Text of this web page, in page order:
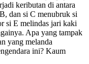
keributan di antara
dan si C menubruk si
si E melindas jari kaki
Apa yang tampak
yang melanda
ini? Kaum